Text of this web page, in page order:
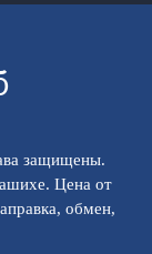
защищены.
Цена от
обмен,